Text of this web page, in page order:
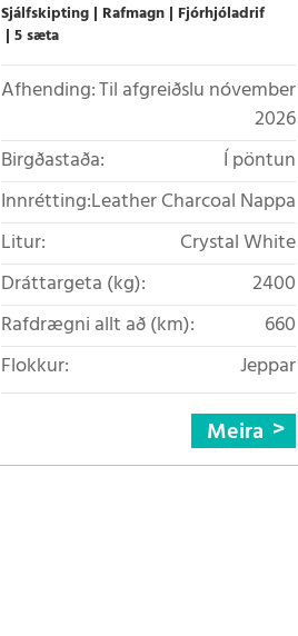
Sjálfskipting Rafmagn Fjórhjóladrif
5 sæta
Afhending:Til afgreiðslu nóvember
2026
Birgðastaða:
Í pöntun
Innrétting:Leather Charcoal Nappa
Litur:
Crystal White
Dráttargeta (kg):
2400
Rafdrægni allt að (km):
660
Flokkur:
Jeppar
Meira